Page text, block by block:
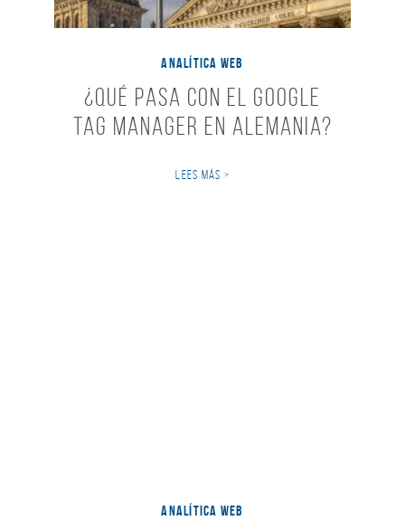
ANALÍTICA WEB
¿Qué pasa con el Google
Tag Manager en Alemania?
LEES MÁS >
ANALÍTICA WEB